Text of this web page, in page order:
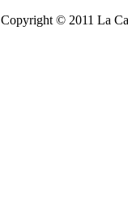
Copyright © 2011 La